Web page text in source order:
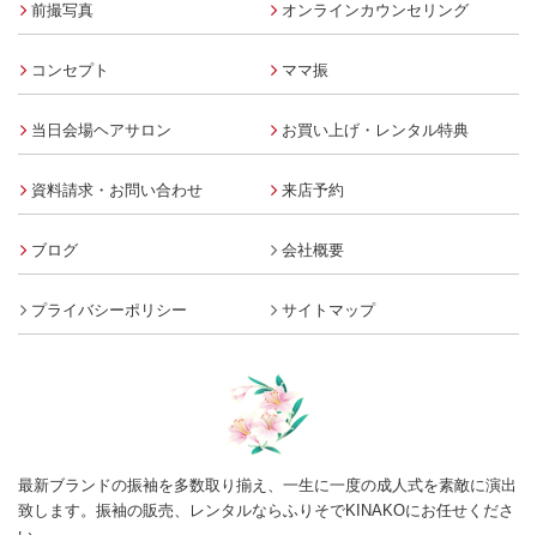
前撮写真 オンラインカウンセリング
コンセプト ママ振
当日会場ヘアサロン お買い上げ・レンタル特典
資料請求・お問い合わせ 来店予約
ブログ 会社概要
プライバシーポリシー サイトマップ
最新ブランドの振袖を多数取り揃え、一生に一度の成人式を素敵に演出
致します。振袖の販売、レンタルならふりそでKINAKOにお任せくださ